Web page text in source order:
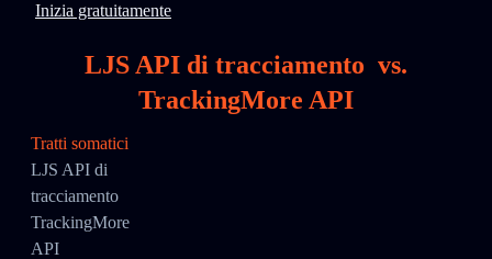
Inizia gratuitamente
LJS API di tracciamento vs.
TrackingMore API
Tratti somatici
LJS API di
tracciamento
TrackingMore
API